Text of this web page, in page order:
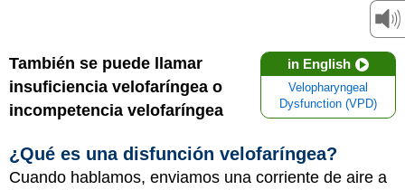
in English
Velopharyngeal
Dysfunction (VPD)
También se puede llamar
insuficiencia velofaríngea o
incompetencia velofaríngea
¿Qué es una disfunción velofaríngea?
Cuando hablamos, enviamos una corriente de aire a